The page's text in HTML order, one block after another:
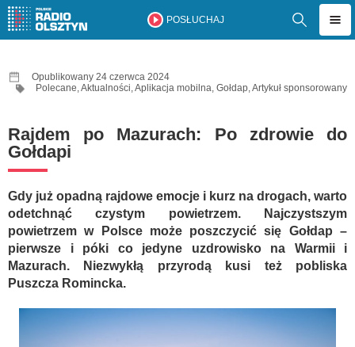
POSŁUCHAJ
Opublikowany 24 czerwca 2024
Polecane,Aktualności,Aplikacja mobilna, Gołdap,Artykuł sponsorowany
Rajdem po Mazurach: Po zdrowie do
Gołdapi
Gdy już opadną rajdowe emocje i kurz na drogach, warto
odetchnąć czystym powietrzem. Najczystszym
powietrzem w Polsce może poszczycić się Gołdap –
pierwsze i póki co jedyne uzdrowisko na Warmii i
Mazurach. Niezwykłą przyrodą kusi też pobliska
Puszcza Romincka.